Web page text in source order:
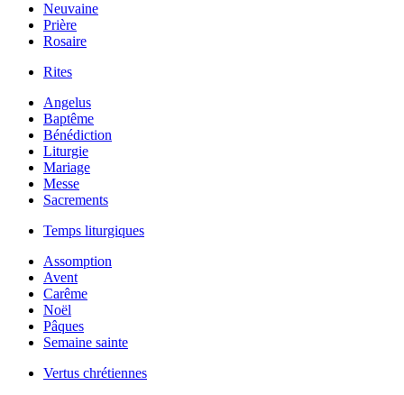
Neuvaine
Prière
Rosaire
Rites
Angelus
Baptême
Bénédiction
Liturgie
Mariage
Messe
Sacrements
Temps liturgiques
Assomption
Avent
Carême
Noël
Pâques
Semaine sainte
Vertus chrétiennes